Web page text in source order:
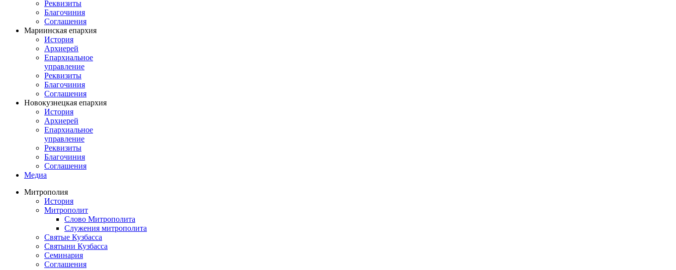
Реквизиты
Благочиния
Соглашения
Мариинская епархия
История
Архиерей
Епархиальное
управление
Реквизиты
Благочиния
Соглашения
Новокузнецкая епархия
История
Архиерей
Епархиальное
управление
Реквизиты
Благочиния
Соглашения
Медиа
Митрополия
История
Митрополит
Слово Митрополита
Служения митрополита
Святые Кузбасса
Святыни Кузбасса
Семинария
Соглашения